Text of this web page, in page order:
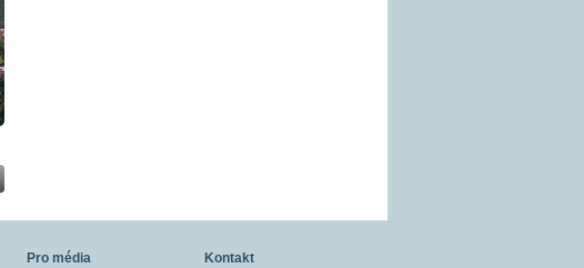
Pro média Kontakt